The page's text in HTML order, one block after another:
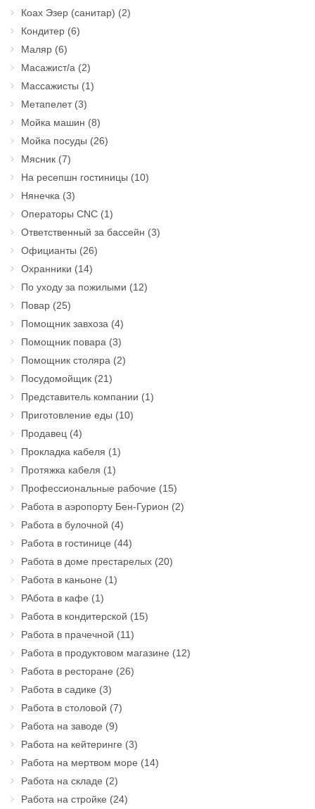
Коах Эзер (санитар) (2)
Кондитер (6)
Маляр (6)
Масажист/а (2)
Массажисты (1)
Метапелет(3)
Мойка машин (8)
Мойка посуды (26)
Мясник (7)
На ресепшн гостиницы (10)
Нянечка (3)
Операторы CNC (1)
Ответственный за бассейн (3)
Официанты (26)
Охранники (14)
По уходу за пожилыми (12)
Повар (25)
Помощник завхоза (4)
Помощник повара (3)
Помощник столяра (2)
Посудомойщик (21)
Представитель компании (1)
Приготовление еды (10)
Продавец (4)
Прокладка кабеля (1)
Протяжка кабеля (1)
Профессиональные рабочие (15)
Работа в аэропорту Бен-Гурион (2)
Работа в булочной (4)
Работа в гостинице (44)
Работа в доме престарелых (20)
Работа в каньоне (1)
РАбота в кафе (1)
Работа в кондитерской (15)
Работа в прачечной (11)
Работа в продуктовом магазине (12)
Работа в ресторане (26)
Работа в садике (3)
Работа в столовой (7)
Работа на заводе (9)
Работа на кейтеринге (3)
Работа на мертвом море (14)
Работа на складе (2)
Работа на стройке (24)